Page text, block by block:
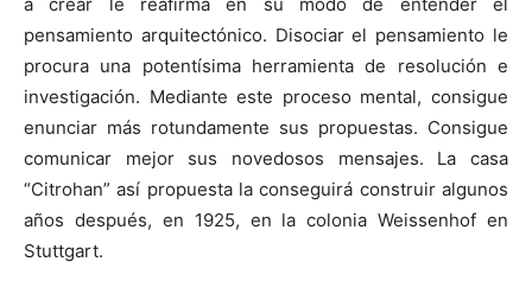
pensamiento arquitectónico. Disociar el pensamiento le
procura una potentísima herramienta de resolución e
investigación. Mediante este proceso mental, consigue
enunciar más rotundamente sus propuestas. Consigue
comunicar mejor sus novedosos mensajes. La casa
“Citrohan” así propuesta la conseguirá construir algunos
años después, en 1925, en la colonia Weissenhof en
Stuttgart.